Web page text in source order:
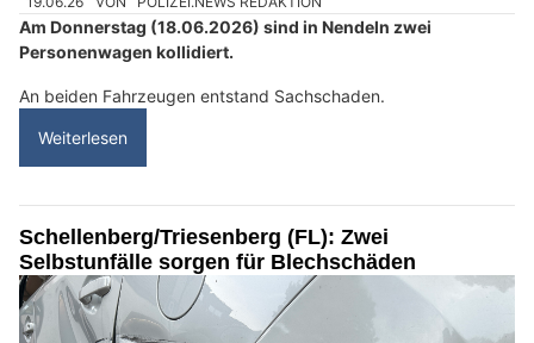
Am Donnerstag (18.06.2026) sind in Nendeln zwei
Personenwagen kollidiert.
An beiden Fahrzeugen entstand Sachschaden.
Weiterlesen
Schellenberg/Triesenberg (FL): Zwei
Selbstunfälle sorgen für Blechschäden